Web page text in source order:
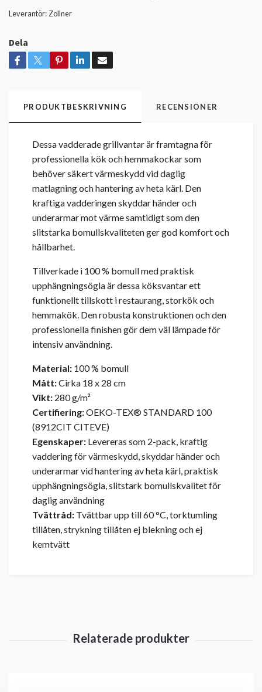
Leverantör: Zollner
Dela
PRODUKTBESKRIVNING RECENSIONER
Dessa vadderade grillvantar är framtagna för
professionella kök och hemmakockar som
behöver säkert värmeskydd vid daglig
matlagning och hantering av heta kärl. Den
kraftiga vadderingen skyddar händer och
underarmar mot värme samtidigt som den
slitstarka bomullskvaliteten ger god komfort och
hållbarhet.
Tillverkade i 100 % bomull med praktisk
upphängningsögla är dessa köksvantar ett
funktionellt tillskott i restaurang, storkök och
hemmakök. Den robusta konstruktionen och den
professionella finishen gör dem väl lämpade för
intensiv användning.
Material: 100 % bomull
Mått:Cirka 18 x 28 cm
Vikt: 280 g/m²
Certifiering:OEKO-TEX® STANDARD 100
(8912CIT CITEVE)
Egenskaper: Levereras som 2-pack, kraftig
vaddering för värmeskydd, skyddar händer och
underarmar vid hantering av heta kärl, praktisk
upphängningsögla, slitstark bomullskvalitet för
daglig användning
Tvättråd: Tvättbar upp till 60 °C, torktumling
tillåten, strykning tillåten ej blekning och ej
kemtvätt